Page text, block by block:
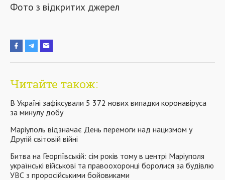
Фото з відкритих джерел
Читайте також:
В Україні зафіксували 5 372 нових випадки коронавіруса
за минулу добу
Маріуполь відзначає День перемоги над нацизмом у
Другій світовій війні
Битва на Георгіївській: сім років тому в центрі Маріуполя
українські військові та правоохоронці боролися за будівлю
УВС з проросійськими бойовиками